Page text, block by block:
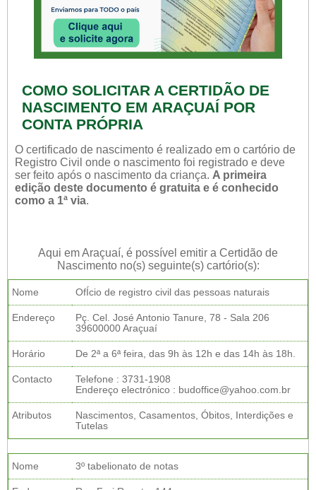
COMO SOLICITAR A CERTIDÃO DE
NASCIMENTO EM ARAÇUAÍ POR
CONTA PRÓPRIA
O certificado de nascimento é realizado em o cartório de
Registro Civil onde o nascimento foi registrado e deve
ser feito após o nascimento da criança. A primeira
edição deste documento é gratuita e é conhecido
como a 1ª via.
Aqui em Araçuaí, é possível emitir a Certidão de
Nascimento no(s) seguinte(s) cartório(s):
Nome OfÍcio de registro civil das pessoas naturais
Endereço
Pç. Cel. José Antonio Tanure, 78 - Sala 206
39600000 Araçuaí
Horário De 2ª a 6ª feira, das 9h às 12h e das 14h às 18h.
Contacto
Telefone : 3731-1908
Endereço electrónico : budoffice@yahoo.com.br
Atributos
Nascimentos, Casamentos, Óbitos, Interdições e
Tutelas
Nome 3º tabelionato de notas